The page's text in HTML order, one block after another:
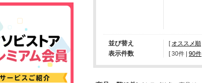
並び替え [ オススメ順
表示件数 [ 30件 | 90件